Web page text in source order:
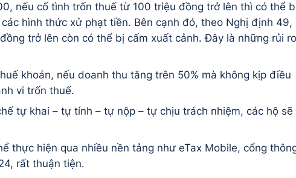
nếu cố tình trốn thuế từ 100 triệu đồng trở lên thì có thể
hình thức xử phạt tiền. Bên cạnh đó, theo Nghị định 49,
trở lên còn có thể bị cấm xuất cảnh. Đây là những rủi ro
khoán, nếu doanh thu tăng trên 50% mà không kịp điều
vi trốn thuế.
tự khai – tự tính – tự nộp – tự chịu trách nhiệm, các hộ sẽ
thực hiện qua nhiều nền tảng như eTax Mobile, cổng
rất thuận tiện.